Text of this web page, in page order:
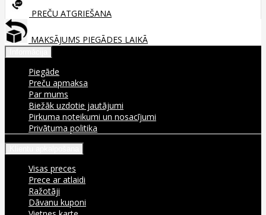
PREČU ATGRIEŠANA
MAKSĀJUMS PIEGĀDES LAIKĀ
Piegāde
Preču apmaksa
Par mums
Biežāk uzdotie jautājumi
Pirkuma noteikumi un nosacījumi
Privātuma politika
Visas preces
Prece ar atlaidi
Ražotāji
Dāvanu kuponi